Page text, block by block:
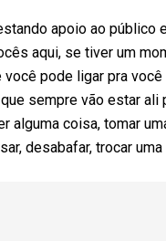
apoio ao público
aqui, se tiver um
você pode ligar pra
sempre vão estar ali
alguma coisa, tomar
desabafar, trocar uma